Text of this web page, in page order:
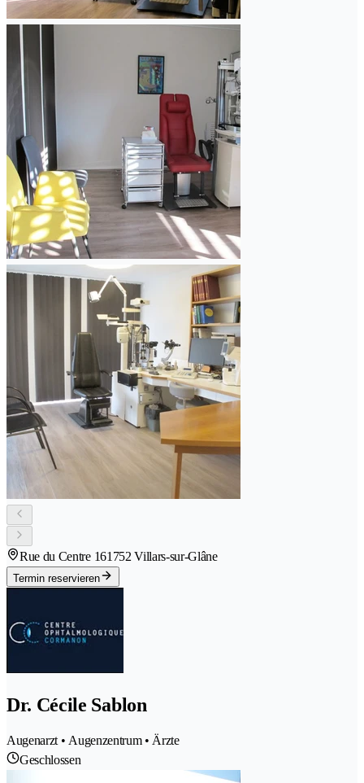
Rue du Centre 161752 Villars-sur-Glâne
Termin reservieren
Dr. Cécile Sablon
Augenarzt • Augenzentrum • Ärzte
Geschlossen